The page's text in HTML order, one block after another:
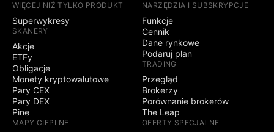
WIĘCEJ NIŻ TYLKO PRODUKT
Superwykresy
SKANERY
Akcje
ETFy
Obligacje
Monety kryptowalutowe
Pary CEX
Pary DEX
Pine
MAPY CIEPLNE
NARZĘDZIA I SUBSKRYPCJE
Funkcje
Cennik
Dane rynkowe
Podaruj plan
TRADING
Przegląd
Brokerzy
Porównanie brokerów
The Leap
OFERTY SPECJALNE